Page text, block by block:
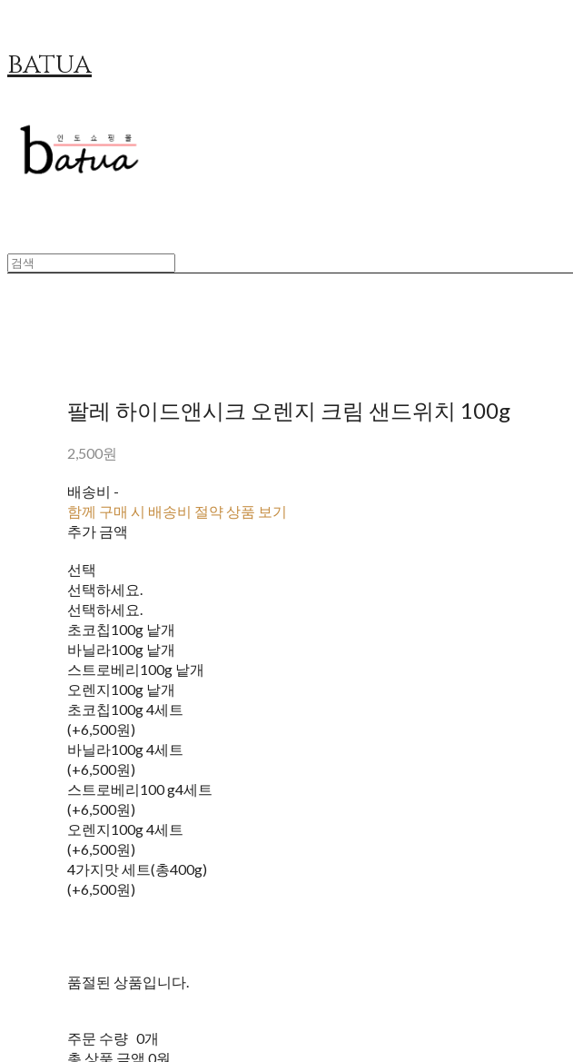
batua
팔레 하이드앤시크 오렌지 크림 샌드위치 100g
2,500원
배송비 -
함께 구매 시 배송비 절약 상품 보기
추가 금액
선택
선택하세요.
선택하세요.
초코칩100g 낱개
바닐라100g 낱개
스트로베리100g 낱개
오렌지100g 낱개
초코칩100g 4세트
(+6,500원)
바닐라100g 4세트
(+6,500원)
스트로베리100 g4세트
(+6,500원)
오렌지100g 4세트
(+6,500원)
4가지맛 세트(총400g)
(+6,500원)
품절된 상품입니다.
주문 수량 0개
총 상품 금액 0원